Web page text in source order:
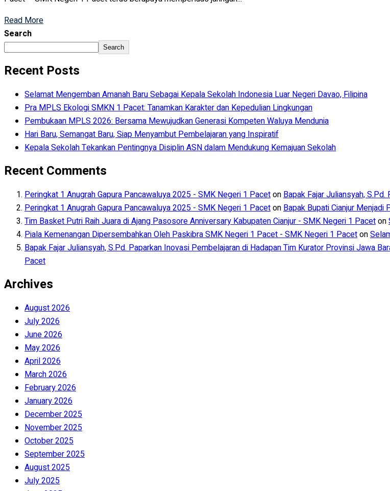
Read More
Search
Search
Recent Posts
Selamat Mengemban Amanah Baru Sebagai Kepala Sekolah Indonesia Luar Negeri Davao, Filipina
Pra MPLS Ekologi SMKN 1 Pacet: Tanamkan Karakter dan Kepedulian Lingkungan
Pembukaan MPLS 2026: Bersama Mewujudkan Generasi Kompeten Waluya Mendunia
Hari Baru, Semangat Baru, Siap Menyambut Pembelajaran yang Inspiratif
Kepala Sekolah Tekankan Pentingnya Disiplin ASN dalam Mendukung Kemajuan Sekolah
Recent Comments
Peringkat 1 Anugrah Gapura Pancawaluya 2025 - SMK Negeri 1 PacetonBapak Fajar Juliansyah,
Peringkat 1 Anugrah Gapura Pancawaluya 2025 - SMK Negeri 1 PacetonBapak Bupati Cianjur
Tim Basket Putri Raih Juara di Ajang Pasosore Anniversary Kabupaten Cianjur - SMK Negeri 1 Paceton
Piala Kemenangan Dipersembahkan Oleh Paskibra SMK Negeri 1 Pacet - SMK Negeri 1 Paceton
Bapak Fajar Juliansyah, S.Pd. Paparkan Inovasi Pembelajaran di Hadapan Tim Kurator Provinsi Jawa
Pacet
Archives
August 2026
July 2026
June 2026
May 2026
April 2026
March 2026
February 2026
January 2026
December 2025
November 2025
October 2025
September 2025
August 2025
July 2025